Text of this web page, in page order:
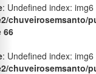
: Undefined index: img6
chuveirosemsanto/
66
: Undefined index: img6
chuveirosemsanto/